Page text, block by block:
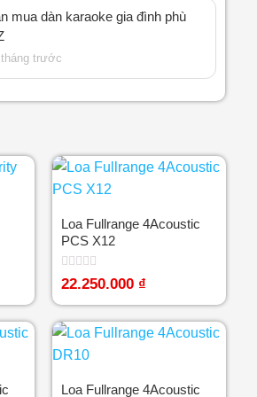
mua dàn karaoke gia đình phù
trước
Loa Fullrange 4Acoustic
PCS X12
Được
xếp
hạng
5
sao
22.250.000 ₫
Loa Fullrange 4Acoustic